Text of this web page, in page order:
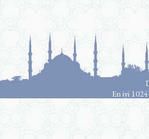
En iyi